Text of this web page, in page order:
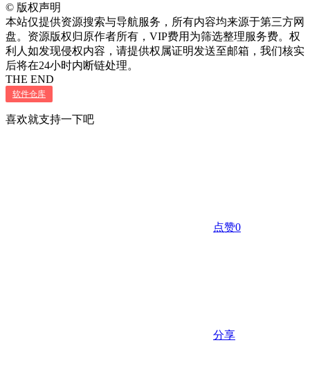
© 版权声明
本站仅提供资源搜索与导航服务，所有内容均来源于第三方网
盘。资源版权归原作者所有，VIP费用为筛选整理服务费。权
利人如发现侵权内容，请提供权属证明发送至邮箱，我们核实
后将在24小时内断链处理。
THE END
软件仓库
喜欢就支持一下吧
点赞0
分享